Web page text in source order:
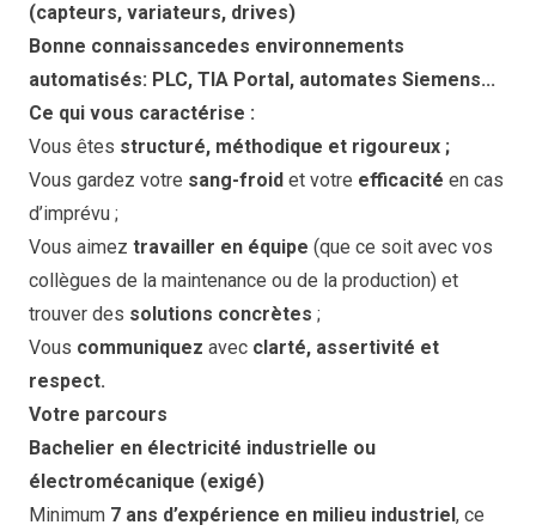
(capteurs, variateurs, drives)
Bonne connaissancedes environnements
automatisés: PLC, TIA Portal, automates Siemens...
Ce qui vous caractérise :
Vous êtes structuré, méthodique et rigoureux ;
Vous gardez votre sang-froid et votre efficacité en cas
d’imprévu ;
Vous aimez travailler en équipe (que ce soit avec vos
collègues de la maintenance ou de la production) et
trouver des solutions concrètes ;
Vous communiquez avec clarté, assertivité et
respect.
Votre parcours
Bachelier en électricité industrielle ou
électromécanique (exigé)
Minimum 7 ans d’expérience en milieu industriel, ce